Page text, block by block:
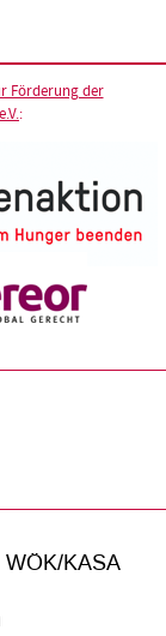
Förderung der
:
WÖK/KASA